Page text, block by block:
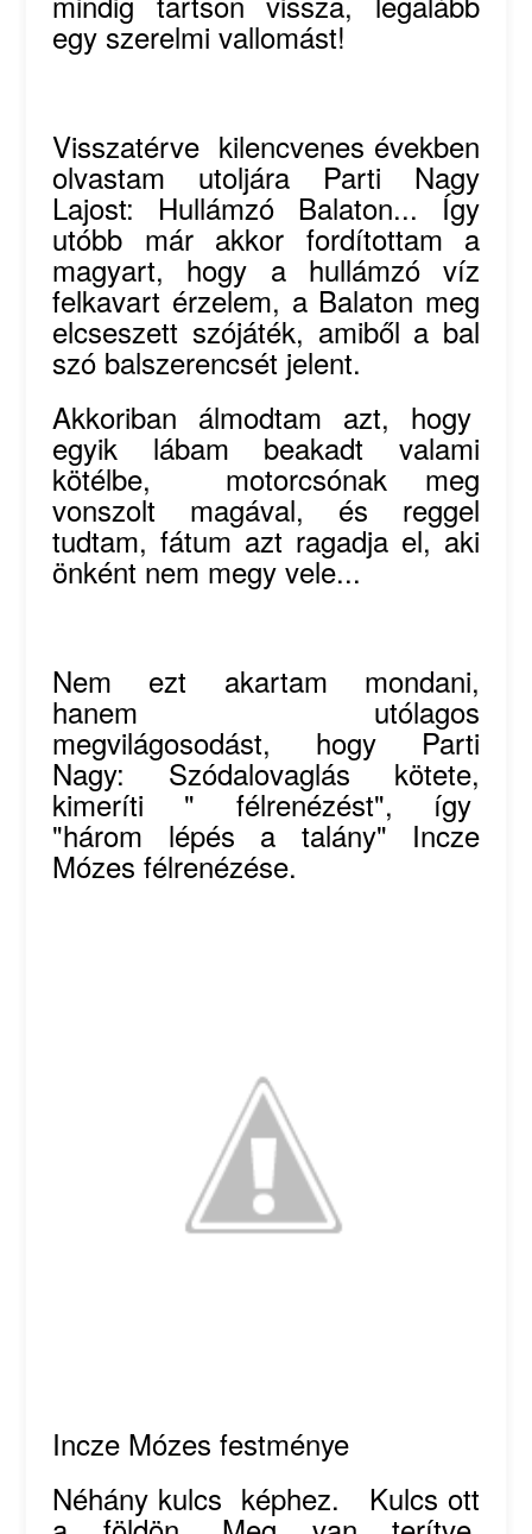
egy szerelmi vallomást!
Visszatérve kilencvenes években
olvastam utoljára Parti Nagy
Lajost: Hullámzó Balaton... Így
utóbb már akkor fordítottam a
magyart, hogy a hullámzó víz
felkavart érzelem, a Balaton meg
elcseszett szójáték, amiből a bal
szó balszerencsét jelent.
Akkoriban álmodtam azt, hogy
egyik lábam beakadt valami
kötélbe, motorcsónak meg
vonszolt magával, és reggel
tudtam, fátum azt ragadja el, aki
önként nem megy vele...
Nem ezt akartam mondani,
hanem utólagos
megvilágosodást, hogy Parti
Nagy: Szódalovaglás kötete,
kimeríti " félrenézést", így
"három lépés a talány" Incze
Mózes félrenézése.
Incze Mózes festménye
Néhány kulcs képhez. Kulcs ott